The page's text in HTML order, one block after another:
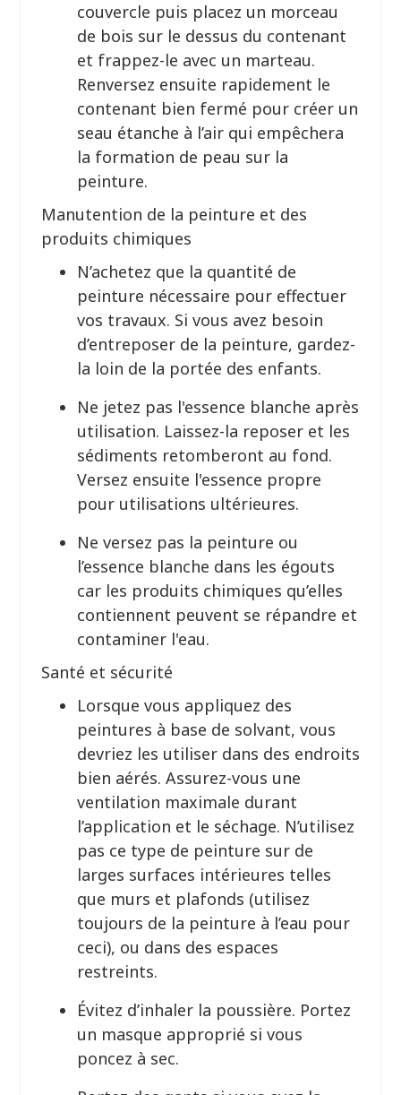
couvercle puis placez un morceau
de bois sur le dessus du contenant
et frappez-le avec un marteau.
Renversez ensuite rapidement le
contenant bien fermé pour créer un
seau étanche à l’air qui empêchera
la formation de peau sur la
peinture.
Manutention de la peinture et des
produits chimiques
N’achetez que la quantité de
peinture nécessaire pour effectuer
vos travaux. Si vous avez besoin
d’entreposer de la peinture, gardez-
la loin de la portée des enfants.
Ne jetez pas l'essence blanche après
utilisation. Laissez-la reposer et les
sédiments retomberont au fond.
Versez ensuite l'essence propre
pour utilisations ultérieures.
Ne versez pas la peinture ou
l’essence blanche dans les égouts
car les produits chimiques qu’elles
contiennent peuvent se répandre et
contaminer l'eau.
Santé et sécurité
Lorsque vous appliquez des
peintures à base de solvant, vous
devriez les utiliser dans des endroits
bien aérés. Assurez-vous une
ventilation maximale durant
l’application et le séchage. N’utilisez
pas ce type de peinture sur de
larges surfaces intérieures telles
que murs et plafonds (utilisez
toujours de la peinture à l’eau pour
ceci), ou dans des espaces
restreints.
Évitez d’inhaler la poussière. Portez
un masque approprié si vous
poncez à sec.